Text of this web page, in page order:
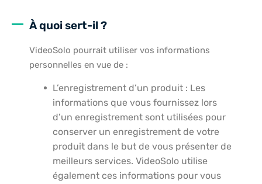
À quoi sert-il ?
VideoSolo pourrait utiliser vos informations
personnelles en vue de :
L’enregistrement d’un produit : Les
informations que vous fournissez lors
d’un enregistrement sont utilisées pour
conserver un enregistrement de votre
produit dans le but de vous présenter de
meilleurs services. VideoSolo utilise
également ces informations pour vous